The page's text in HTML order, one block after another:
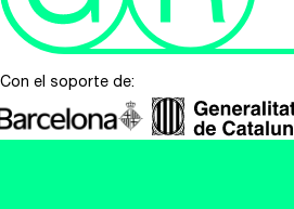
Con el soporte de: